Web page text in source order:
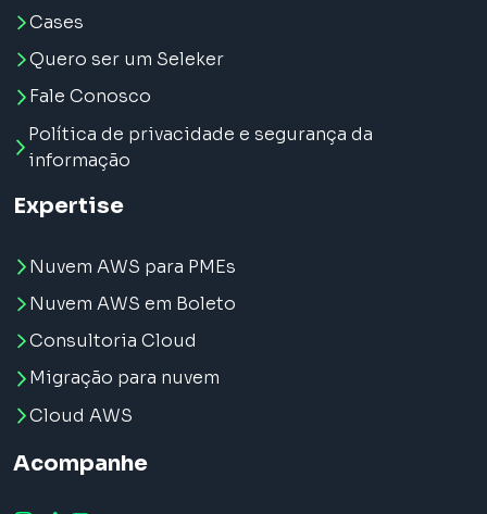
Cases
Quero ser um Seleker
Fale Conosco
Política de privacidade e segurança da
informação
Expertise
Nuvem AWS para PMEs
Nuvem AWS em Boleto
Consultoria Cloud
Migração para nuvem
Cloud AWS
Acompanhe